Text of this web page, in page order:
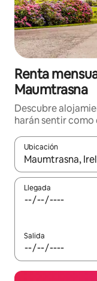
Renta
Maumtrasna
Descubre
harán sentir como
Ubicación
Cuando los
Llegada
Salida